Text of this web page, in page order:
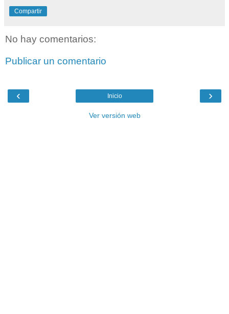
Compartir
No hay comentarios:
Publicar un comentario
‹ ›
Inicio
Ver versión web